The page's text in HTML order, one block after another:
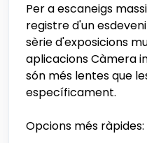
Per a escaneigs
registre d'un
sèrie d'exposicions
aplicacions Càmera
són més lentes que
específicament.
Opcions més ràpides: